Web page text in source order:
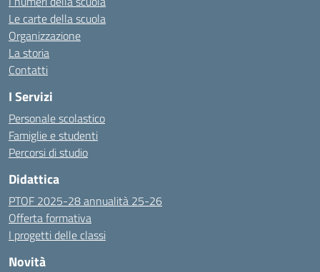
Le carte della scuola
Organizzazione
La storia
Contatti
I Servizi
Personale scolastico
Famiglie e studenti
Percorsi di studio
Didattica
PTOF 2025-28 annualità 25-26
Offerta formativa
I progetti delle classi
Novità